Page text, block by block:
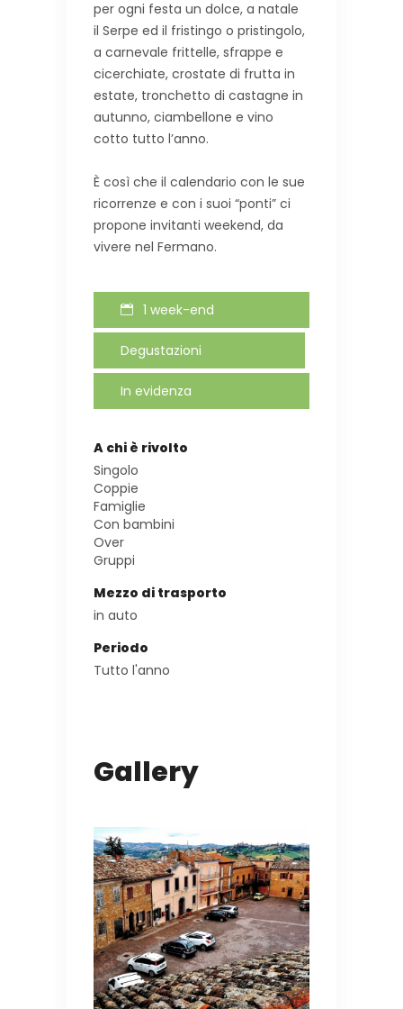
per ogni festa un dolce, a natale
il Serpe ed il fristingo o pristingolo,
a carnevale frittelle, sfrappe e
cicerchiate, crostate di frutta in
estate, tronchetto di castagne in
autunno, ciambellone e vino
cotto tutto l’anno.
È così che il calendario con le sue
ricorrenze e con i suoi “ponti” ci
propone invitanti weekend, da
vivere nel Fermano.
1 week-end
Degustazioni
In evidenza
A chi è rivolto
Singolo
Coppie
Famiglie
Con bambini
Over
Gruppi
Mezzo di trasporto
in auto
Periodo
Tutto l'anno
Gallery